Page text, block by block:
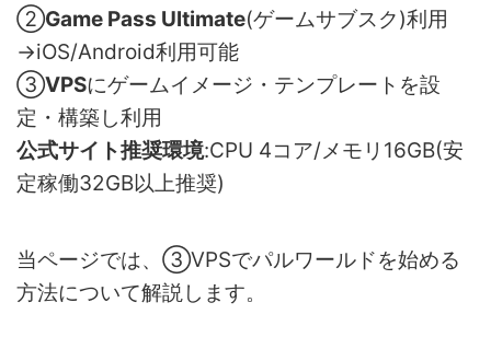
②Game Pass Ultimate(ゲームサブスク)利用
→iOS/Android利用可能
③VPSにゲームイメージ・テンプレートを設
定・構築し利用
公式サイト推奨環境:CPU 4コア/メモリ16GB(安
定稼働32GB以上推奨)
当ページでは、③VPSでパルワールドを始める
方法について解説します。